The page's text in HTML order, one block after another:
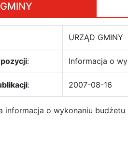
URZĄD GMINY
: Informacja o
: 2007-08-16
informacja o wykonaniu